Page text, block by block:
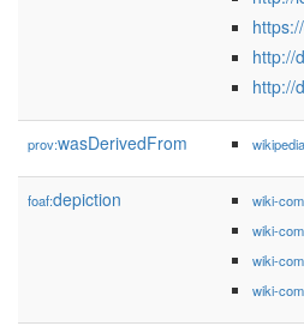
http://
http://
prov:wasDerivedFrom
foaf:depiction wiki-
wiki-
wiki-
wiki-